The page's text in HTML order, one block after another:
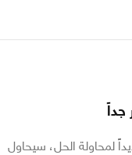
جداً
لمحاولة الحل، سيحاول